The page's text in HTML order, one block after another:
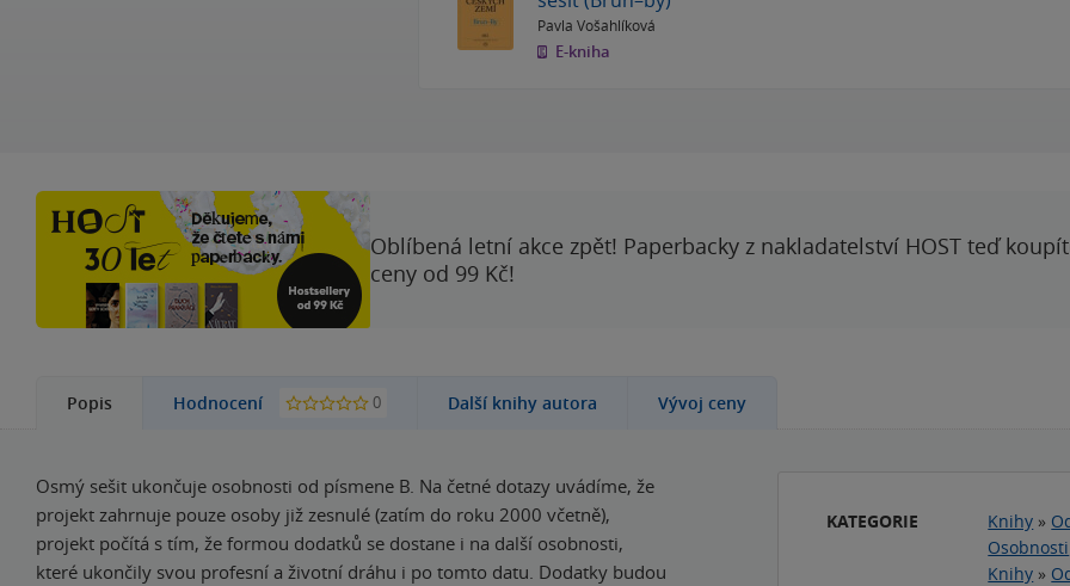
Pavla Vošahlíková
E-kniha
Oblíbená letní akce zpět! Paperbacky z nakladatelství HOST teď
ceny od 99 Kč!
Popis Hodnocení 0 Další knihy autora Vývoj ceny
Osmý sešit ukončuje osobnosti od písmene B. Na četné dotazy uvádíme, že
projekt zahrnuje pouze osoby již zesnulé (zatím do roku 2000 včetně),
projekt počítá s tím, že formou dodatků se dostane i na další osobnosti,
které ukončily svou profesní a životní dráhu i po tomto datu. Dodatky budou
KATEGORIE Knihy »
Osobnosti
Knihy »